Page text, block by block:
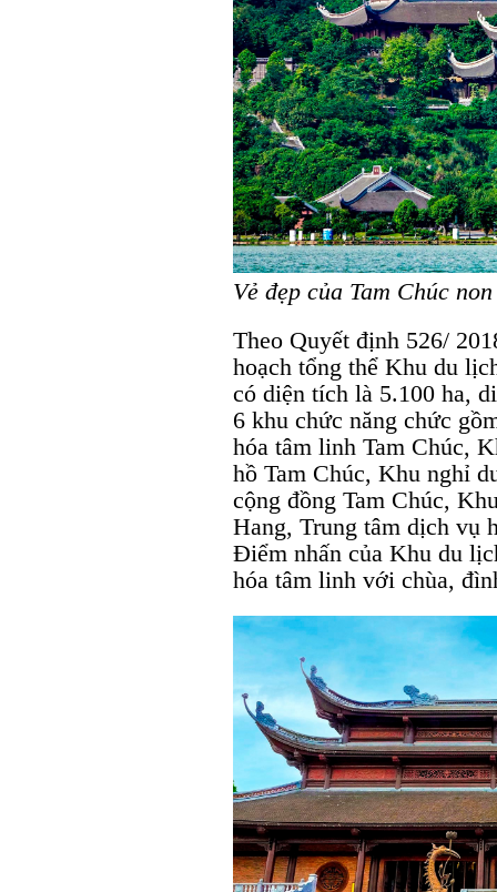
Vẻ đẹp của Tam Chúc
Theo Quyết định 526/
hoạch tổng thể Khu du
có diện tích là 5.100 ha,
6 khu chức năng chức
hóa tâm linh Tam Chúc,
hồ Tam Chúc, Khu nghỉ
cộng đồng Tam Chúc,
Hang, Trung tâm dịch vụ
Điểm nhấn của Khu du
hóa tâm linh với chùa,